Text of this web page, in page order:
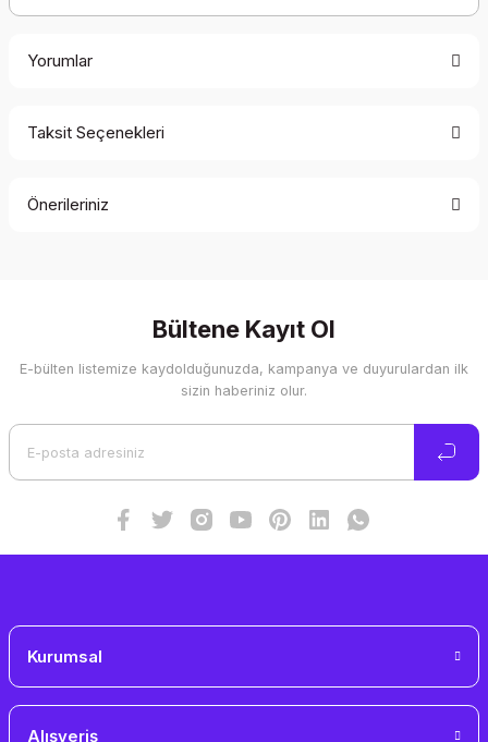
Yorumlar
Taksit Seçenekleri
Önerileriniz
Görüş ve önerileriniz için teşekkür ederiz.
Ürün resmi kalitesiz, bozuk veya görüntülenemiyor.
Bültene Kayıt Ol
E-bülten listemize kaydolduğunuzda, kampanya ve duyurulardan ilk
sizin haberiniz olur.
Kurumsal
Alışveriş